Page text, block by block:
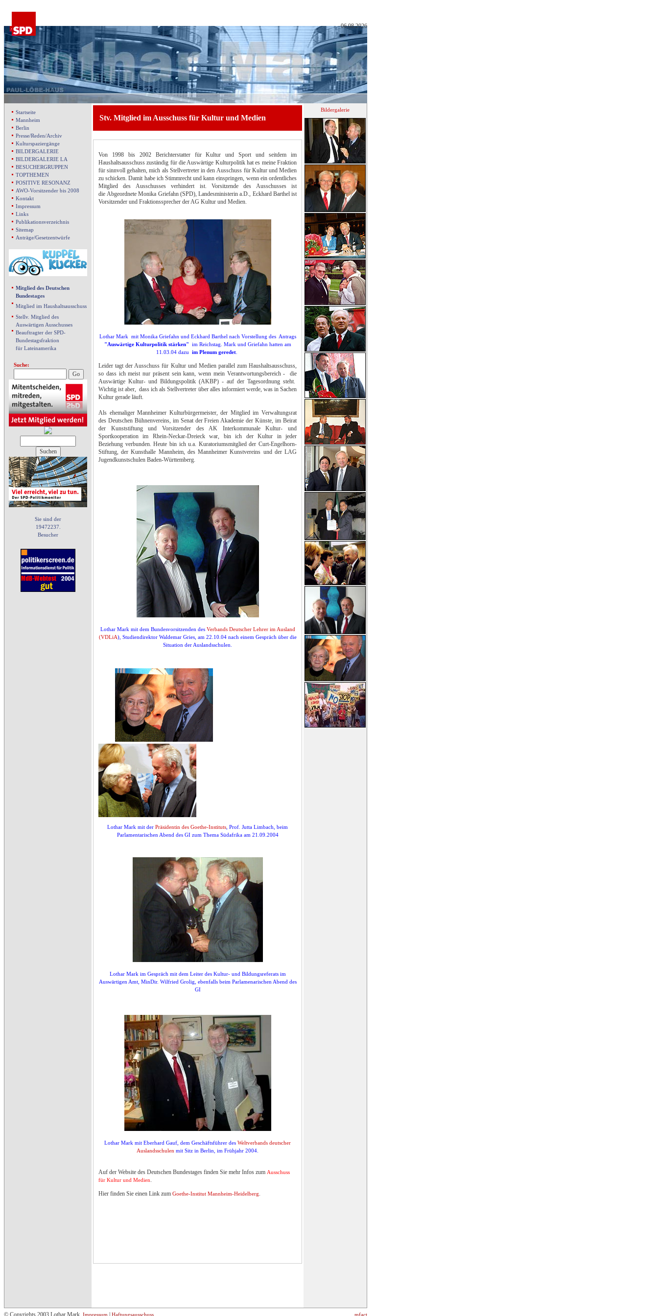
06.08.2026
Startseite
Mannheim
Berlin
Presse/Reden/Archiv
Kulturspaziergänge
BILDERGALERIE
BILDERGALERIE LA
BESUCHERGRUPPEN
TOPTHEMEN
POSITIVE RESONANZ
AWO-Vorsitzender bis 2008
Kontakt
Impressum
Links
Publikationsverzeichnis
Sitemap
Anträge/Gesetzentwürfe
Mitglied des Deutschen
Bundestages
Mitglied im Haushaltsausschuss
Stellv. Mitglied des
Auswärtigen Ausschusses
Beauftragter der SPD-
Bundestagsfraktion
für Lateinamerika
Suche:
Sie sind der
19472237.
Besucher
Stv. Mitglied im Ausschuss für Kultur und Medien
Von 1998 bis 2002 Berichterstatter für Kultur und Sport und seitdem im
Haushaltsausschuss zuständig für die Auswärtige Kulturpolitik hat es meine Fraktion
für sinnvoll gehalten, mich als Stellvertreter in den Ausschuss für Kultur und Medien
zu schicken. Damit habe ich Stimmrecht und kann einspringen, wenn ein ordentliches
Mitglied des Ausschusses verhindert ist. Vorsitzende des Ausschusses ist
die Abgeordnete Monika Griefahn (SPD), Landesministerin a.D., Eckhard Barthel ist
Vorsitzender und Fraktionssprecher der AG Kultur und Medien.
Lothar Mark mit Monika Griefahn und Eckhard Barthel nach Vorstellung des Antrags
"Auswärtige Kulturpolitik stärken" im Reichstag. Mark und Griefahn hatten am
11.03.04 dazu im Plenum geredet
Leider tagt der Ausschuss für Kultur und Medien parallel zum Haushaltsausschuss,
so dass ich meist nur präsent sein kann, wenn mein Verantwortungsbereich - die
Auswärtige Kultur- und Bildungspolitik (AKBP) - auf der Tagesordnung steht.
Wichtig ist aber, dass ich als Stellvertreter über alles informiert werde, was in Sachen
Kultur gerade läuft.
Als ehemaliger Mannheimer Kulturbürgermeister, der Mitglied im Verwaltungsrat
des Deutschen Bühnenvereins, im Senat der Freien Akademie der Künste, im Beirat
der Kunststiftung und Vorsitzender des AK Interkommunale Kultur- und
Sportkooperation im Rhein-Neckar-Dreieck war, bin ich der Kultur in jeder
Beziehung verbunden. Heute bin ich u.a. Kuratoriumsmitglied der Curt-Engelhorn-
Stiftung, der Kunsthalle Mannheim, des Mannheimer Kunstvereins und der LAG
Jugendkunstschulen Baden-Württemberg.
Lothar Mark mit dem Bundesvorsitzenden des Verbands Deutscher Lehrer im Ausland
(VDLiA), Studiendirektor Waldemar Gries, am 22.10.04 nach einem Gespräch über die
Situation der Auslandsschulen.
Lothar Mark mit der Präsidentin des Goethe-Instituts , Prof. Jutta Limbach, beim
Parlamentarischen Abend des GI zum Thema Südafrika am 21.09.2004
Lothar Mark im Gespräch mit dem Leiter des Kultur- und Bildungsreferats im
Auswärtigen Amt, MinDir. Wilfried Grolig, ebenfalls beim Parlamenarischen Abend des
GI
Lothar Mark mit Eberhard Gauf, dem Geschäftsführer des Weltverbands deutscher
Auslandsschulen mit Sitz in Berlin, im Frühjahr 2004.
Auf der Website des Deutschen Bundestages finden Sie mehr Infos zum Ausschuss
für Kultur und Medien.
Hier finden Sie einen Link zum Goethe-Institut Mannheim-Heidelberg.
Bildergalerie
© Copyrights 2003 Lothar Mark Impressum Haftungsausschuss mfact